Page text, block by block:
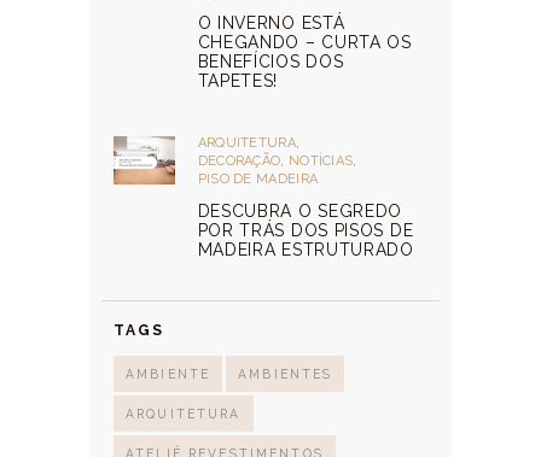
O INVERNO ESTÁ
CHEGANDO – CURTA OS
BENEFÍCIOS DOS
TAPETES!
ARQUITETURA,
DECORAÇÃO, NOTÍCIAS,
PISO DE MADEIRA
DESCUBRA O SEGREDO
POR TRÁS DOS PISOS DE
MADEIRA ESTRUTURADO
TAGS
AMBIENTE AMBIENTES
ARQUITETURA
ATELIÊ REVESTIMENTOS